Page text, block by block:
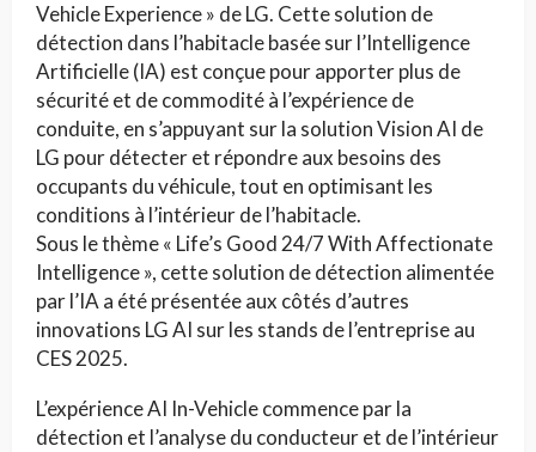
Vehicle Experience » de LG. Cette solution de
détection dans l’habitacle basée sur l’Intelligence
Artificielle (IA) est conçue pour apporter plus de
sécurité et de commodité à l’expérience de
conduite, en s’appuyant sur la solution Vision AI de
LG pour détecter et répondre aux besoins des
occupants du véhicule, tout en optimisant les
conditions à l’intérieur de l’habitacle.
Sous le thème « Life’s Good 24/7 With Affectionate
Intelligence », cette solution de détection alimentée
par l’IA a été présentée aux côtés d’autres
innovations LG AI sur les stands de l’entreprise au
CES 2025.
L’expérience AI In-Vehicle commence par la
détection et l’analyse du conducteur et de l’intérieur